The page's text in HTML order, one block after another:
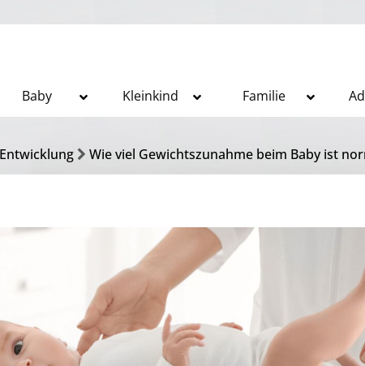
Baby Kleinkind Familie
Entwicklung Wie viel Gewichtszunahme beim Baby ist